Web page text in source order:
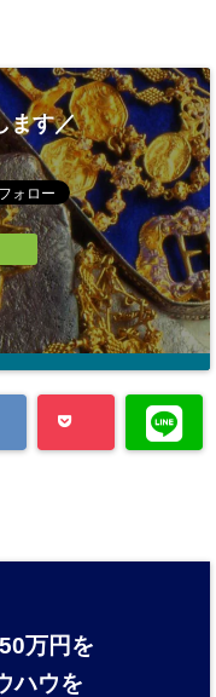
ます／
万円を
ハウを